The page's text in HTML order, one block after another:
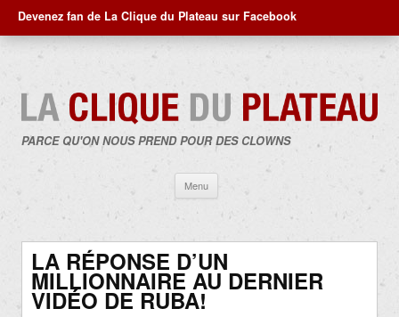
Devenez fan de La Clique du Plateau sur Facebook
PARCE QU'ON NOUS PREND POUR DES CLOWNS
Menu
contenu
LA RÉPONSE D’UN
MILLIONNAIRE AU DERNIER
VIDÉO DE RUBA!